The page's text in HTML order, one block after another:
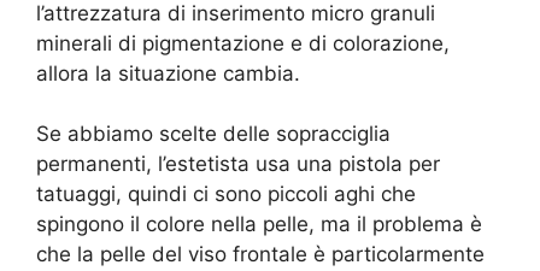
l’attrezzatura di inserimento micro granuli
minerali di pigmentazione e di colorazione,
allora la situazione cambia.
Se abbiamo scelte delle sopracciglia
permanenti, l’estetista usa una pistola per
tatuaggi, quindi ci sono piccoli aghi che
spingono il colore nella pelle, ma il problema è
che la pelle del viso frontale è particolarmente